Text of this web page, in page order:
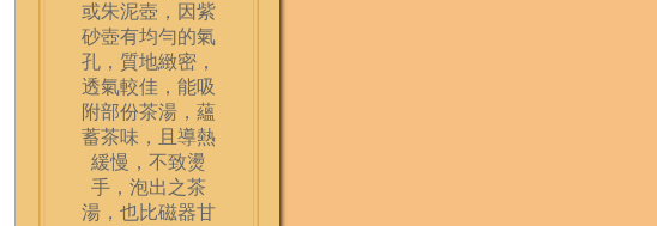
或朱泥壺，因紫
砂壺有均勻的氣
孔，質地緻密，
透氣較佳，能吸
附部份茶湯，蘊
蓄茶味，且導熱
緩慢，不致燙
手，泡出之茶
湯，也比磁器甘